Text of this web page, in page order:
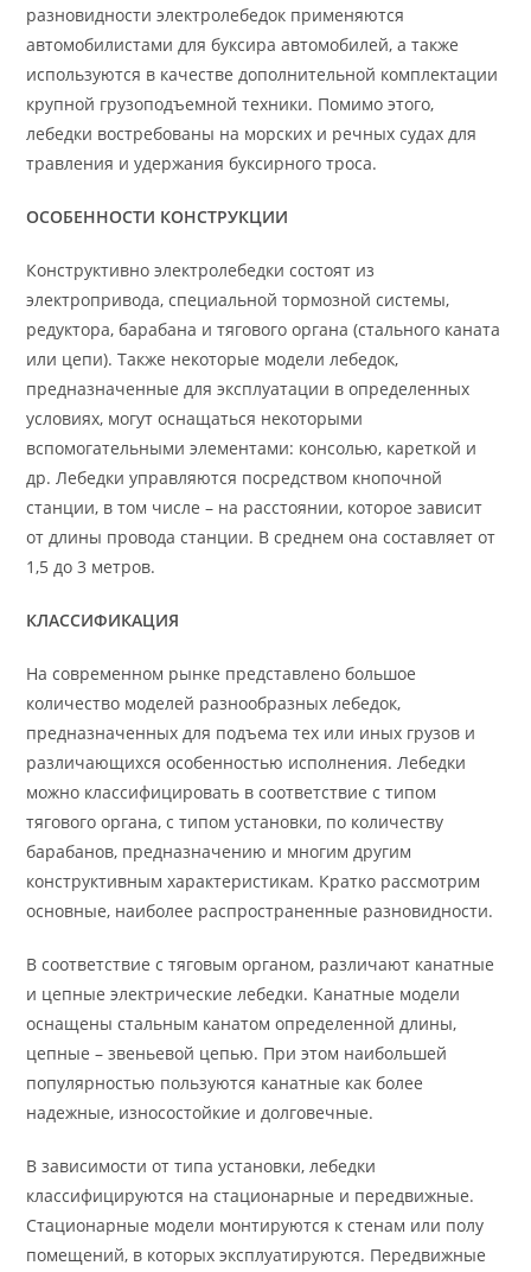
разновидности электролебедок применяются
автомобилистами для буксира автомобилей, а также
используются в качестве дополнительной комплектации
крупной грузоподъемной техники. Помимо этого,
лебедки востребованы на морских и речных судах для
травления и удержания буксирного троса.
ОСОБЕННОСТИ КОНСТРУКЦИИ
Конструктивно электролебедки состоят из
электропривода, специальной тормозной системы,
редуктора, барабана и тягового органа (стального каната
или цепи). Также некоторые модели лебедок,
предназначенные для эксплуатации в определенных
условиях, могут оснащаться некоторыми
вспомогательными элементами: консолью, кареткой и
др. Лебедки управляются посредством кнопочной
станции, в том числе – на расстоянии, которое зависит
от длины провода станции. В среднем она составляет от
1,5 до 3 метров.
КЛАССИФИКАЦИЯ
На современном рынке представлено большое
количество моделей разнообразных лебедок,
предназначенных для подъема тех или иных грузов и
различающихся особенностью исполнения. Лебедки
можно классифицировать в соответствие с типом
тягового органа, с типом установки, по количеству
барабанов, предназначению и многим другим
конструктивным характеристикам. Кратко рассмотрим
основные, наиболее распространенные разновидности.
В соответствие с тяговым органом, различают канатные
и цепные электрические лебедки. Канатные модели
оснащены стальным канатом определенной длины,
цепные – звеньевой цепью. При этом наибольшей
популярностью пользуются канатные как более
надежные, износостойкие и долговечные.
В зависимости от типа установки, лебедки
классифицируются на стационарные и передвижные.
Стационарные модели монтируются к стенам или полу
помещений, в которых эксплуатируются. Передвижные